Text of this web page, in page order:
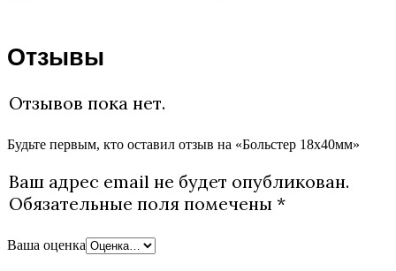
Отзывы
Отзывов пока нет.
Будьте первым, кто оставил отзыв на «Больстер 18х40мм»
Ваш адрес email не будет опубликован.
Обязательные поля помечены *
Ваша оценка